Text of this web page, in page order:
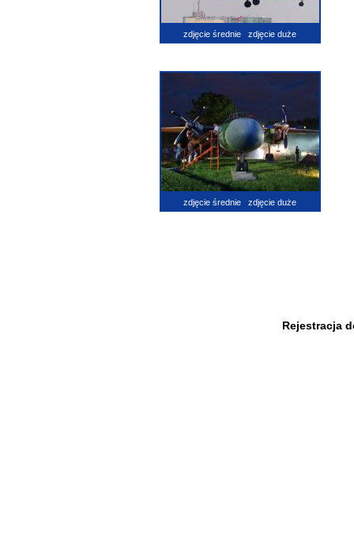
zdjęcie średnie zdjęcie duże
zdjęcie średnie zdjęcie duże
Rejestracja